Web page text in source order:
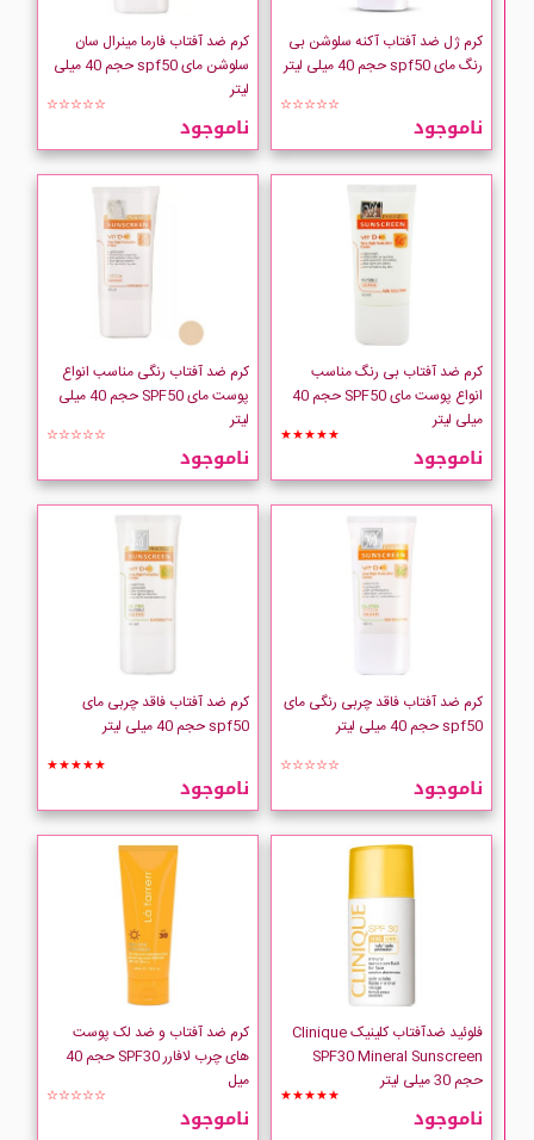
Dermangeline
DERMATYPIQUE
Derm-Eden
Ditron
DOTINI
dulgon
Ellaro
ESTHEDRM
Eucerin
Farm Stay
FOREVER
GARNIER
کرم ژل ضد آفتاب آکنه سلوشن بی
رنگ مای spf50 حجم 40 میلی لیتر
☆☆☆☆☆
ناموجود
کرم ضد آفتاب فارما مینرال سان
سلوشن مای spf50 حجم 40 میلی
لیتر
☆☆☆☆☆
ناموجود
کرم ضد آفتاب بی رنگ مناسب
انواع پوست مای SPF50 حجم 40
میلی لیتر
★★★★★
ناموجود
کرم ضد آفتاب رنگی مناسب انواع
پوست مای SPF50 حجم 40 میلی
لیتر
☆☆☆☆☆
ناموجود
کرم ضد آفتاب فاقد چربی رنگی مای
spf50 حجم 40 میلی لیتر
☆☆☆☆☆
ناموجود
کرم ضد آفتاب فاقد چربی مای
spf50 حجم 40 میلی لیتر
★★★★★
ناموجود
فلوئید ضدآفتاب کلینیک Clinique
SPF30 Mineral Sunscreen
حجم 30 میلی لیتر
★★★★★
ناموجود
کرم ضد آفتاب و ضد لک پوست
های چرب لافارر SPF30 حجم 40
میل
☆☆☆☆☆
ناموجود